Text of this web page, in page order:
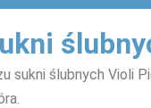
sukni ślubnych Violi